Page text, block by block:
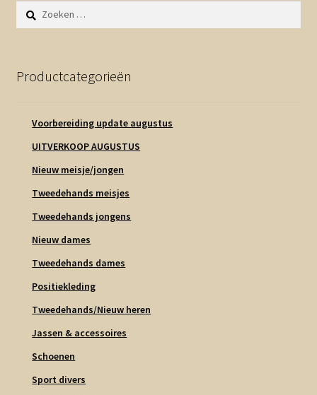
Zoeken
naar:
Productcategorieën
Voorbereiding update augustus
UITVERKOOP AUGUSTUS
Nieuw meisje/jongen
Tweedehands meisjes
Tweedehands jongens
Nieuw dames
Tweedehands dames
Positiekleding
Tweedehands/Nieuw heren
Jassen & accessoires
Schoenen
Sport divers